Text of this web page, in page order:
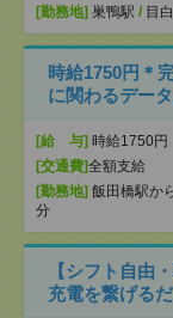
[勤務地] 巣鴨駅 / 目
時給1750円＊
に関わるデー
[給 与] 時給1750円
[交通費]全額支給
[勤務地] 飯田橋駅か
分
【シフト自由
充電を繋げる